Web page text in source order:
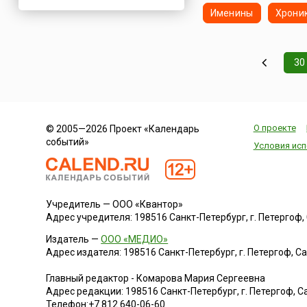
Пакистан
Палестина
Панама
Перу
Польша
Португалия
Румыния
США
Саудовская Аравия
Сербия
Именины
© 2005—2026 Проект «Календарь
событий»
О проекте
Условия
Учредитель — ООО «Квантор»
Адрес учредителя: 198516 Санкт-Петербург, г.
Издатель —ООО «МЕДИО»
Адрес издателя: 198516 Санкт-Петербург, г. Петергоф,
Главный редактор - Комарова Мария Сергеевна
Адрес редакции: 198516 Санкт-Петербург, г. Петергоф,
Телефон:+7 812 640-06-60